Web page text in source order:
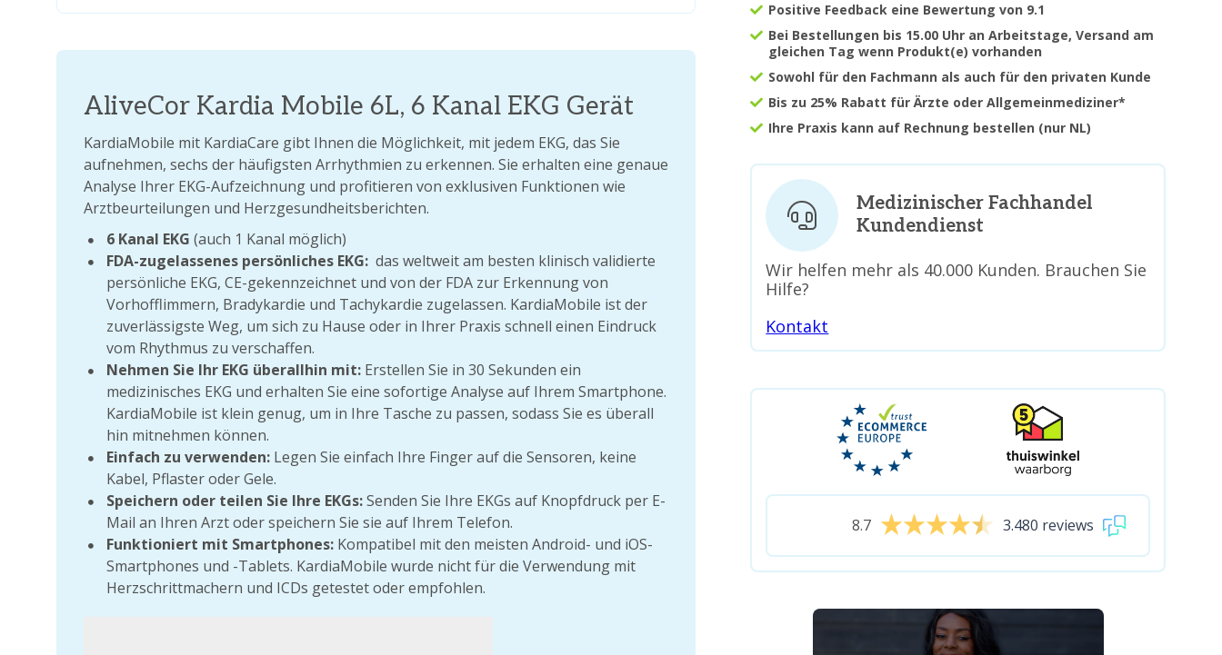
Positive Feedback eine Bewertung von 9.1
Bei Bestellungen bis 15.00 Uhr an Arbeitstage, Versand am
gleichen Tag wenn Produkt(e) vorhanden
Sowohl für den Fachmann als auch für den privaten Kunde
Bis zu 25% Rabatt für Ärzte oder Allgemeinmediziner*
Ihre Praxis kann auf Rechnung bestellen (nur NL)
AliveCor Kardia Mobile 6L, 6 Kanal EKG Gerät
KardiaMobile mit KardiaCare gibt Ihnen die Möglichkeit, mit jedem EKG, das Sie
aufnehmen, sechs der häufigsten Arrhythmien zu erkennen. Sie erhalten eine genaue
Analyse Ihrer EKG-Aufzeichnung und profitieren von exklusiven Funktionen wie
Arztbeurteilungen und Herzgesundheitsberichten.
6 Kanal EKG (auch 1 Kanal möglich)
FDA-zugelassenes persönliches EKG: das weltweit am besten klinisch validierte
persönliche EKG, CE-gekennzeichnet und von der FDA zur Erkennung von
Vorhofflimmern, Bradykardie und Tachykardie zugelassen. KardiaMobile ist der
zuverlässigste Weg, um sich zu Hause oder in Ihrer Praxis schnell einen Eindruck
vom Rhythmus zu verschaffen.
Nehmen Sie Ihr EKG überallhin mit: Erstellen Sie in 30 Sekunden ein
medizinisches EKG und erhalten Sie eine sofortige Analyse auf Ihrem Smartphone.
KardiaMobile ist klein genug, um in Ihre Tasche zu passen, sodass Sie es überall
hin mitnehmen können.
Einfach zu verwenden: Legen Sie einfach Ihre Finger auf die Sensoren, keine
Kabel, Pflaster oder Gele.
Speichern oder teilen Sie Ihre EKGs:Senden Sie Ihre EKGs auf Knopfdruck per E-
Mail an Ihren Arzt oder speichern Sie sie auf Ihrem Telefon.
Funktioniert mit Smartphones: Kompatibel mit den meisten Android- und iOS-
Smartphones und -Tablets. KardiaMobile wurde nicht für die Verwendung mit
Herzschrittmachern und ICDs getestet oder empfohlen.
Medizinischer Fachhandel
Kundendienst
Wir helfen mehr als 40.000 Kunden. Brauchen Sie
Hilfe?
Kontakt
8.7 3.480 reviews